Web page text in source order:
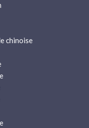
chinoise